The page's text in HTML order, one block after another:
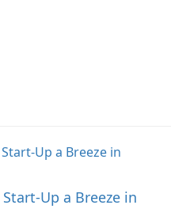
Up a Breeze in